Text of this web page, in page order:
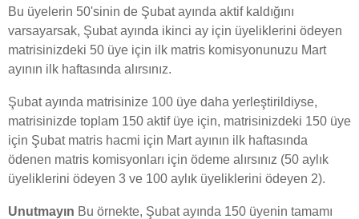
Bu üyelerin 50'sinin de Şubat ayında aktif kaldığını
varsayarsak, Şubat ayında ikinci ay için üyeliklerini ödeyen
matrisinizdeki 50 üye için ilk matris komisyonunuzu Mart
ayının ilk haftasında alırsınız.
Şubat ayında matrisinize 100 üye daha yerleştirildiyse,
matrisinizde toplam 150 aktif üye için, matrisinizdeki 150 üye
için Şubat matris hacmi için Mart ayının ilk haftasında
ödenen matris komisyonları için ödeme alırsınız (50 aylık
üyeliklerini ödeyen 3 ve 100 aylık üyeliklerini ödeyen 2).
Unutmayın Bu örnekte, Şubat ayında 150 üyenin tamamı